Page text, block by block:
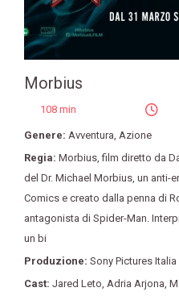
Morbius
108 min
Genere: Avventura Azione
Regia: Morbius ,film diretto da
del Dr. Michael Morbius un anti-
Comics e creato dalla penna di
antagonista di Spider-Man.
un bi
Produzione: Sony Pictures
Cast: Jared Leto Adria Arjona